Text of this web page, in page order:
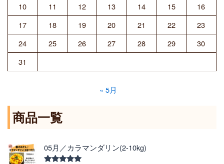
10
11 12 13 14 15
16
17
18 19 20 21 22
23
24
25 26 27 28 29
30
31
« 5月
商品一覧
05月／カラマンダリン(2-10kg)
格